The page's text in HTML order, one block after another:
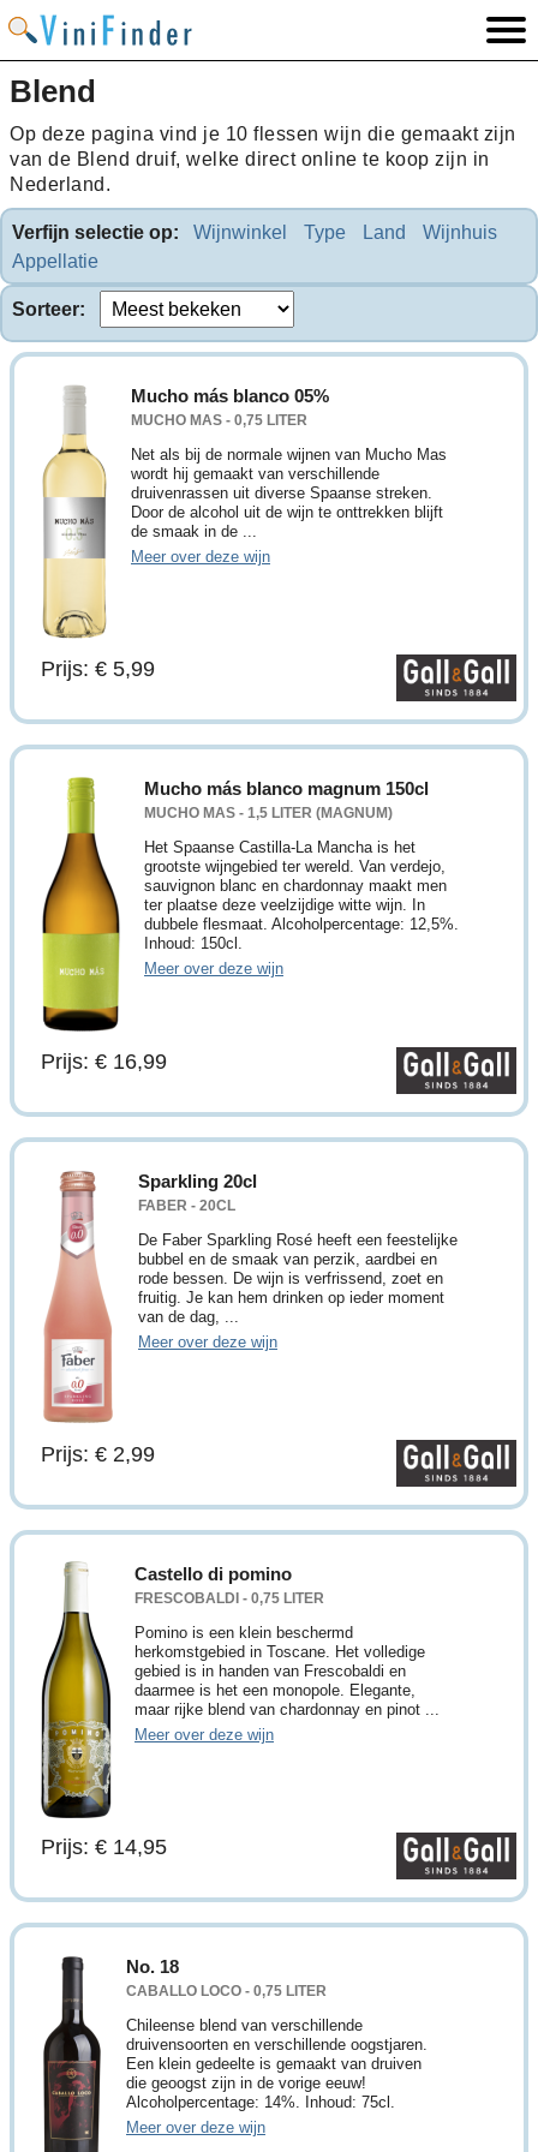
Blend
Op deze pagina vind je 10 flessen wijn die gemaakt zijn
van de Blend druif, welke direct online te koop zijn in
Nederland.
Verfijn selectie op: Wijnwinkel Type Land
Wijnhuis
Appellatie
Sorteer:
Mucho más blanco 05%
MUCHO MAS - 0,75 LITER
Net als bij de normale wijnen van Mucho Mas
wordt hij gemaakt van verschillende
druivenrassen uit diverse Spaanse streken.
Door de alcohol uit de wijn te onttrekken blijft
de smaak in de ...
Meer over deze wijn
Prijs: € 5,99
Mucho más blanco magnum 150cl
MUCHO MAS - 1,5 LITER (MAGNUM)
Het Spaanse Castilla-La Mancha is het
grootste wijngebied ter wereld. Van verdejo,
sauvignon blanc en chardonnay maakt men
ter plaatse deze veelzijdige witte wijn. In
dubbele flesmaat. Alcoholpercentage: 12,5%.
Inhoud: 150cl.
Meer over deze wijn
Prijs: € 16,99
Sparkling 20cl
FABER - 20CL
De Faber Sparkling Rosé heeft een feestelijke
bubbel en de smaak van perzik, aardbei en
rode bessen. De wijn is verfrissend, zoet en
fruitig. Je kan hem drinken op ieder moment
van de dag, ...
Meer over deze wijn
Prijs: € 2,99
Castello di pomino
FRESCOBALDI - 0,75 LITER
Pomino is een klein beschermd
herkomstgebied in Toscane. Het volledige
gebied is in handen van Frescobaldi en
daarmee is het een monopole. Elegante,
maar rijke blend van chardonnay en pinot ...
Meer over deze wijn
Prijs: € 14,95
No. 18
CABALLO LOCO - 0,75 LITER
Chileense blend van verschillende
druivensoorten en verschillende oogstjaren.
Een klein gedeelte is gemaakt van druiven
die geoogst zijn in de vorige eeuw!
Alcoholpercentage: 14%. Inhoud: 75cl.
Meer over deze wijn